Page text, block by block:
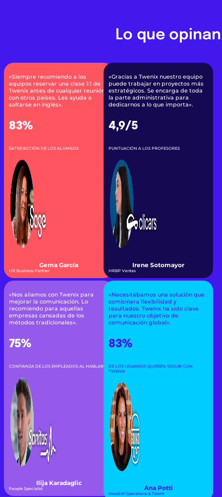
Lo que
«Siempre recomiendo a los
equipos reservar una clase 1:1 de
Twenix antes de cualquier reunión
con otros países. Les ayuda a
soltarse en inglés».
83%
SATISFACCIÓN DE LOS ALUMNOS
Gema García
HR Business Partner
«Gracias a Twenix nuestro equipo
puede trabajar en proyectos más
estratégicos. Se encarga de toda
la parte administrativa para
dedicarnos a lo que importa».
4,9/5
PUNTUACIÓN A LOS PROFESORES
Irene Sotomayor
HRBP Ventas
«Nos aliamos con Twenix para
mejorar la comunicación. Lo
recomiendo para aquellas
empresas cansadas de los
métodos tradicionales».
75%
CONFIANZA DE LOS EMPLEADOS AL HABLAR
Ilija Karadaglic
People Specialist
«Necesitábamos una solución que
combinara flexibilidad y
resultados. Twenix ha sido clave
para nuestro objetivo de
comunicación global».
83%
DE LOS USUARIOS QUIEREN SEGUIR CON
TWENIX
Ana Potti
Head of Operations & Talent